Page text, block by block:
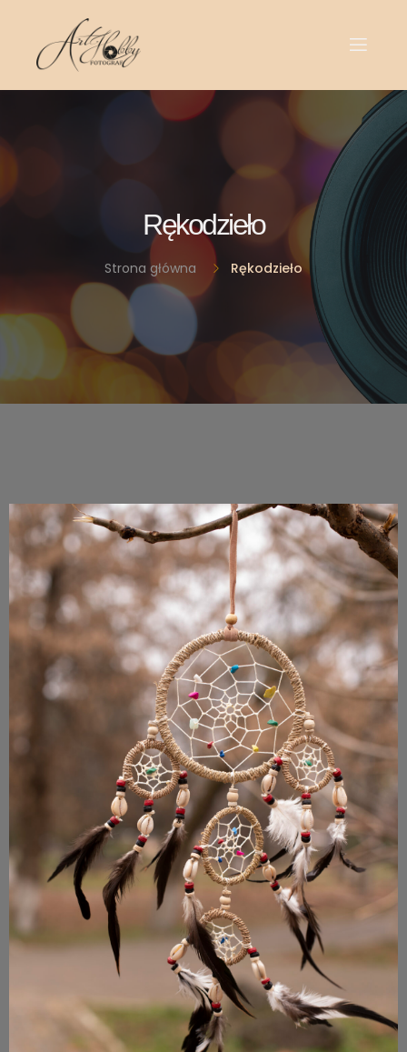
Rękodzieło
Strona główna Rękodzieło